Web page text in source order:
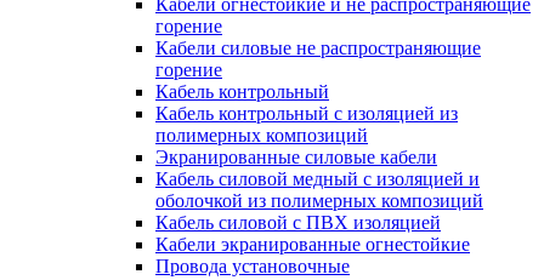
Кабели огнестойкие и не распространяющие
горение
Кабели силовые не распространяющие
горение
Кабель контрольный
Кабель контрольный с изоляцией из
полимерных композиций
Экранированные силовые кабели
Кабель силовой медный с изоляцией и
оболочкой из полимерных композиций
Кабель силовой с ПВХ изоляцией
Кабели экранированные огнестойкие
Провода установочные